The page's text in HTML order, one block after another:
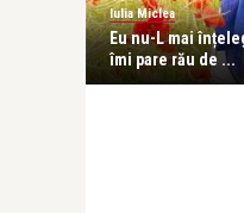
Iulia Miclea
Eu nu-L mai
îmi pare rău de ...